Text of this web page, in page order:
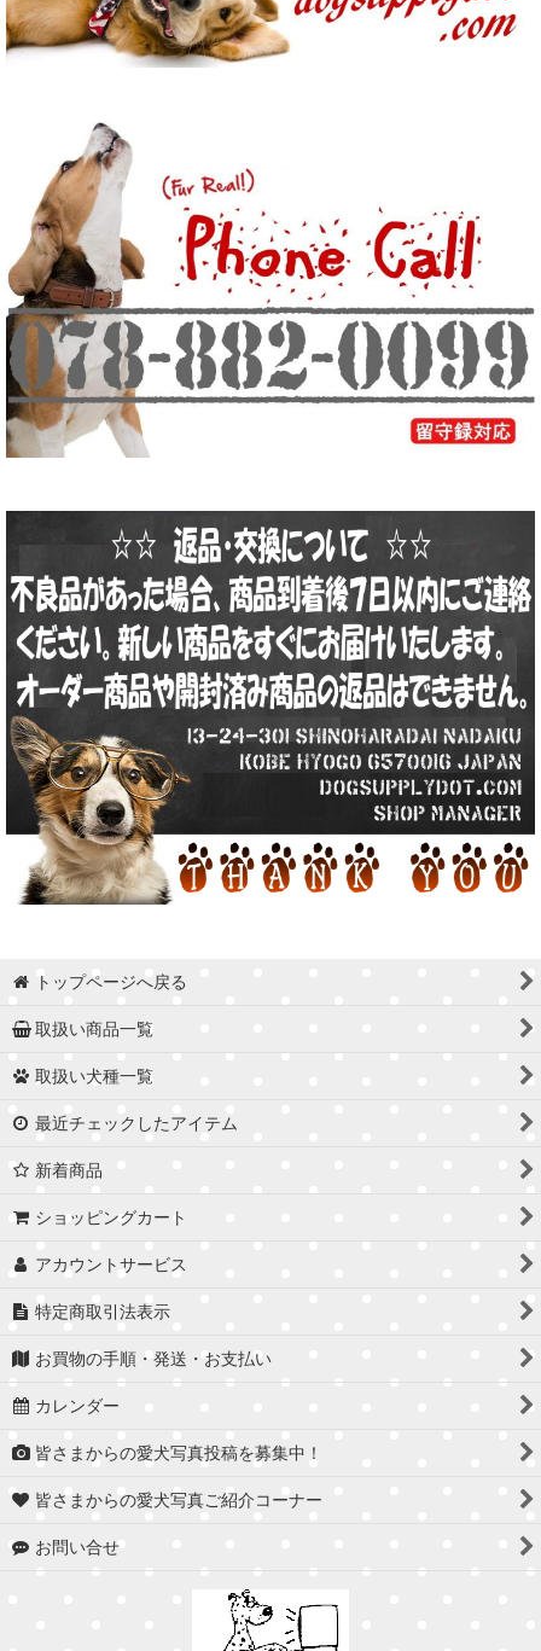
トップページへ戻る
取扱い商品一覧
取扱い犬種一覧
最近チェックしたアイテム
新着商品
ショッピングカート
アカウントサービス
特定商取引法表示
お買物の手順・発送・お支払い
カレンダー
皆さまからの愛犬写真投稿を募集中！
皆さまからの愛犬写真ご紹介コーナー
お問い合せ